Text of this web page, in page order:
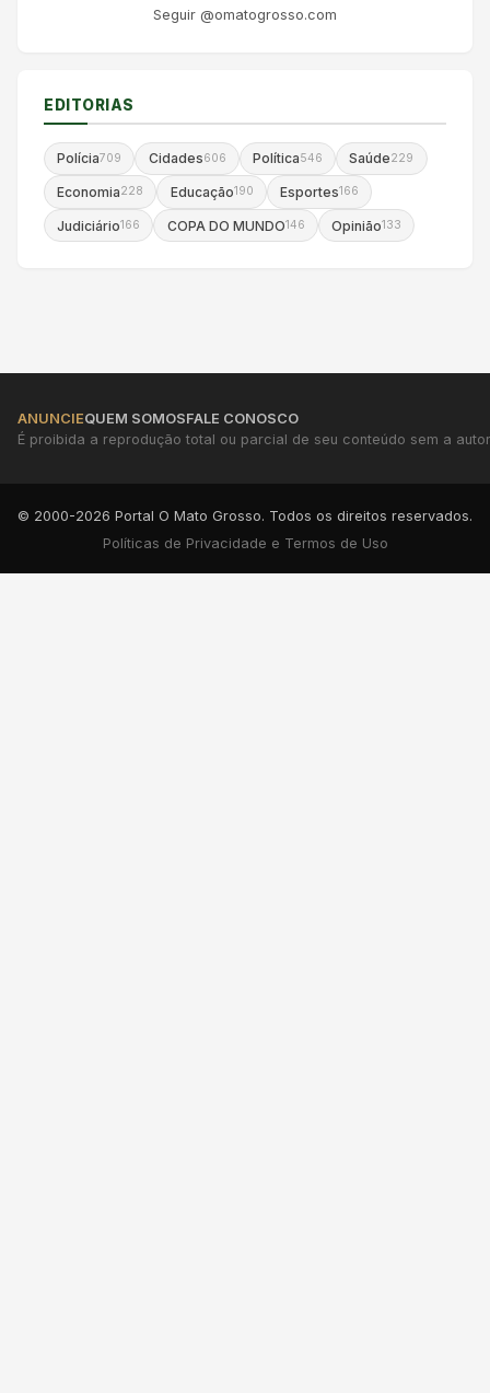
Seguir @omatogrosso.com
EDITORIAS
Polícia709 Cidades606 Política546 Saúde229
Economia228 Educação190 Esportes166
Judiciário166 COPA DO MUNDO146 Opinião133
ANUNCIEQUEM SOMOSFALE CONOSCO
É proibida a reprodução total ou parcial de seu conteúdo sem a
© 2000-2026 Portal O Mato Grosso. Todos os direitos reservados.
Políticas de Privacidade e Termos de Uso